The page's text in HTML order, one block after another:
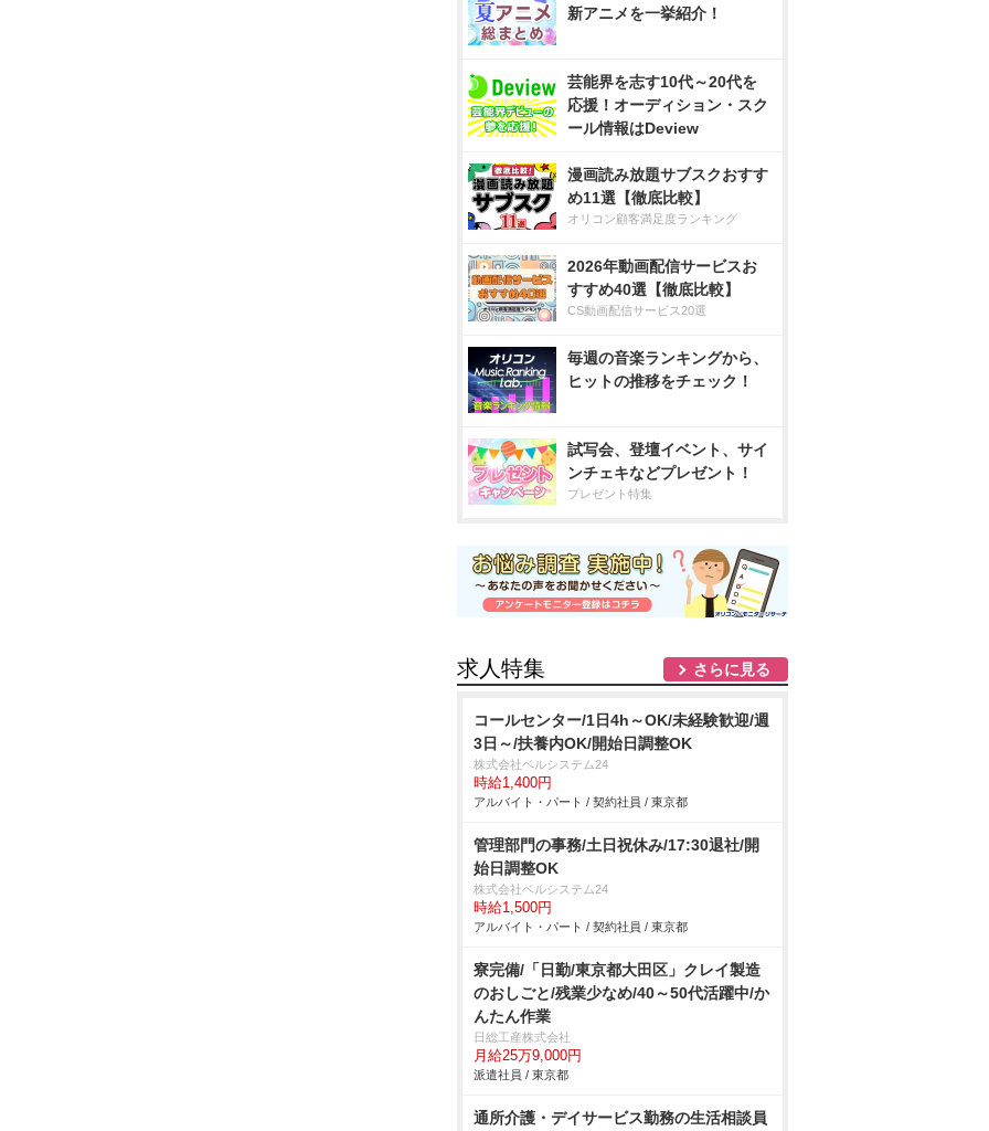
新アニメを一挙紹介！
芸能界を志す10代～20代を
応援！オーディション・スク
ール情報はDeview
漫画読み放題サブスクおすす
め11選【徹底比較】
オリコン顧客満足度ランキング
2026年動画配信サービスお
すすめ40選【徹底比較】
CS動画配信サービス20選
毎週の音楽ランキングから、
ヒットの推移をチェック！
試写会、登壇イベント、サイ
ンチェキなどプレゼント！
プレゼント特集
求人特集 さらに見る
コールセンター/1日4h～OK/未経験歓迎/週
3日～/扶養内OK/開始日調整OK
株式会社ベルシステム24
時給1,400円
アルバイト・パート / 契約社員 / 東京都
管理部門の事務/土日祝休み/17:30退社/開
始日調整OK
株式会社ベルシステム24
時給1,500円
アルバイト・パート / 契約社員 / 東京都
寮完備/「日勤/東京都大田区」クレイ製造
のおしごと/残業少なめ/40～50代活躍中/か
んたん作業
日総工産株式会社
月給25万9,000円
派遣社員 / 東京都
通所介護・デイサービス勤務の生活相談員